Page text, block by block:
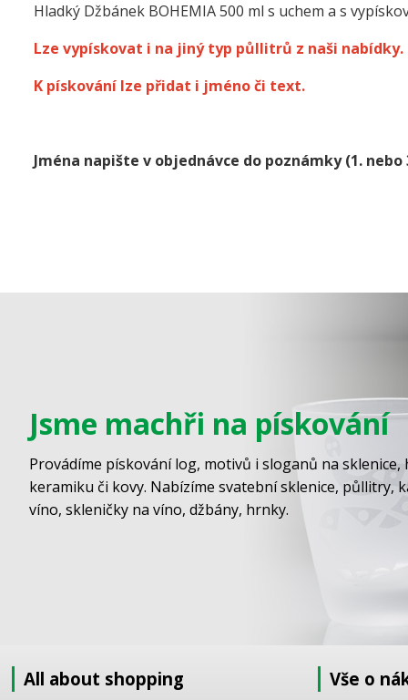
Hladký Džbánek BOHEMIA 500 ml s uchem a s
Lze vypískovat i na jiný typ půllitrů z naši nabídky.
K pískování lze přidat i jméno či text.
Jména napište v objednávce do poznámky(1.
Jsme machři na pískování
Provádíme pískování log, motivů i sloganů na sklenice,
keramiku či kovy. Nabízíme svatební sklenice, půllitry,
víno, skleničky na víno, džbány, hrnky.
All about shopping Vše o